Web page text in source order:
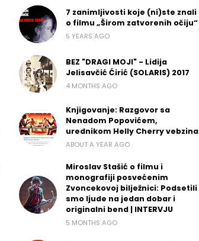
7 zanimljivosti koje (ni)ste znali
o filmu „Širom zatvorenih očiju“
5 YEARS AGO
BEZ "DRAGI MOJI" - Lidija
Jelisavčić Ćirić (SOLARIS) 2017
4 MONTHS AGO
Knjigovanje: Razgovor sa
Nenadom Popovićem,
urednikom Helly Cherry vebzina
ABOUT A YEAR AGO
Miroslav Stašić o filmu i
monografiji posvećenim
Zvoncekovoj bilježnici: Podsetili
smo ljude na jedan dobar i
originalni bend | INTERVJU
5 MONTHS AGO